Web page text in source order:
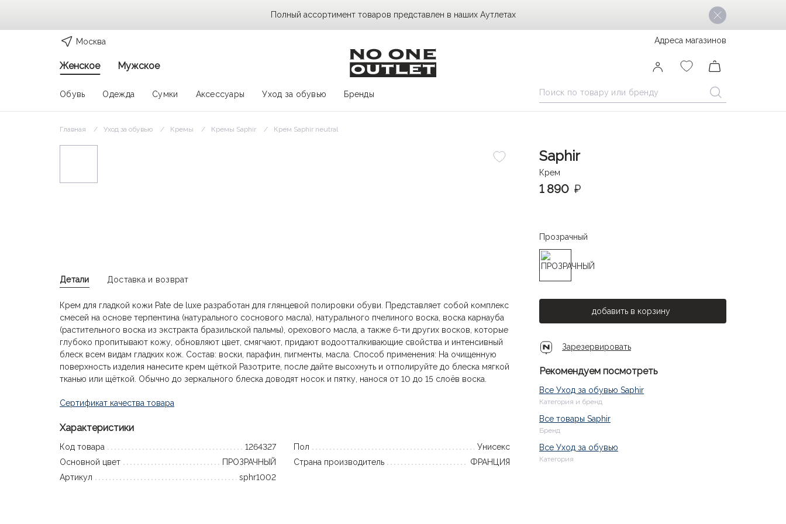
Главная Уход за обувью Кремы Кремы Saphir Крем Saphir neutral
Saphir
Крем
1 890 ₽
Прозрачный
добавить в корзину
Зарезервировать
Рекомендуем посмотреть
Все Уход за обувью Saphir
Категория и бренд
Все товары Saphir
Бренд
Все Уход за обувью
Категория
Детали Доставка и возврат
Крем для гладкой кожи Pate de luxe разработан для глянцевой полировки обуви. Представляет собой комплекс
смесей на основе терпентина (натурального соснового масла), натурального пчелиного воска, воска карнауба
(растительного воска из экстракта бразильской пальмы), орехового масла, а также 6-ти других восков, которые
глубоко пропитывают кожу, обновляют цвет, смягчают, придают водоотталкивающие свойства и интенсивный
блеск всем видам гладких кож. Состав: воски, парафин, пигменты, масла. Способ применения: На очищенную
поверхность изделия нанесите крем щёткой Разотрите, после дайте высохнуть и отполируйте до блеска мягкой
тканью или щёткой. Обычно до зеркального блеска доводят носок и пятку, нанося от 10 до 15 слоёв воска.
Сертификат качества товара
Характеристики
Код товара
1264327
Основной цвет
ПРОЗРАЧНЫЙ
Артикул
sphr1002
Пол
Унисекс
Страна производитель
ФРАНЦИЯ
Полный ассортимент товаров представлен в наших Аутлетах
Москва Адреса магазинов
Женское Мужское
Обувь Одежда Сумки Аксессуары Уход за обувью Бренды